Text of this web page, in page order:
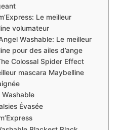
Le meilleur
volumateur
Washable: Le meilleur
pour des ailes d’ange
Colossal Spider Effect
mascara Maybelline
Évasée